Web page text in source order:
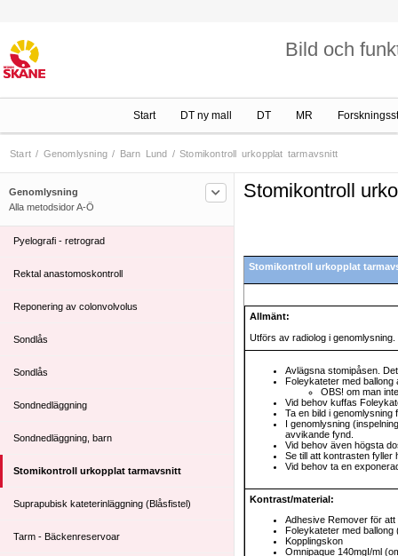
Bild och
Start DT ny mall DT MR
Start / Genomlysning / Barn Lund / Stomikontroll urkopplat tarmavsnitt
Genomlysning
Alla metodsidor A-Ö
Passage - Malrotationsfrågeställning, barn
eller utan innersond
Port-a-cath/ Subcutan venport , PICC-line -
Postoperativ Cholangiografi
Pyelografi - antegrad
Pyelografi - retrograd
Rektal anastomoskontroll
Reponering av colonvolvolus
Sondlås
Sondlås
Sondnedläggning
Sondnedläggning, barn
Stomikontroll urkopplat tarmavsnitt
Suprapubisk kateterinläggning (Blåsfistel)
Tarm - Bäckenreservoar
Stomikontroll
Stomikontroll urkopplat
Allmänt:
Utförs av radiolog i genomlysning.
Avlägsna stomipåsen.
Foleykateter med ballong
OBS! om man
Vid behov kuffas
Ta en bild i
I genomlysning
avvikande fynd.
Vid behov även högsta
Se till att kontrasten fyller
Vid behov ta en
Kontrast/material:
Adhesive Remover för
Foleykateter med ballong
Kopplingskon
Omnipaque 140mgI/ml